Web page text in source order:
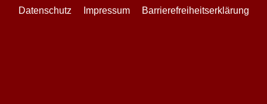
Datenschutz Impressum Barrierefreiheitserklärung